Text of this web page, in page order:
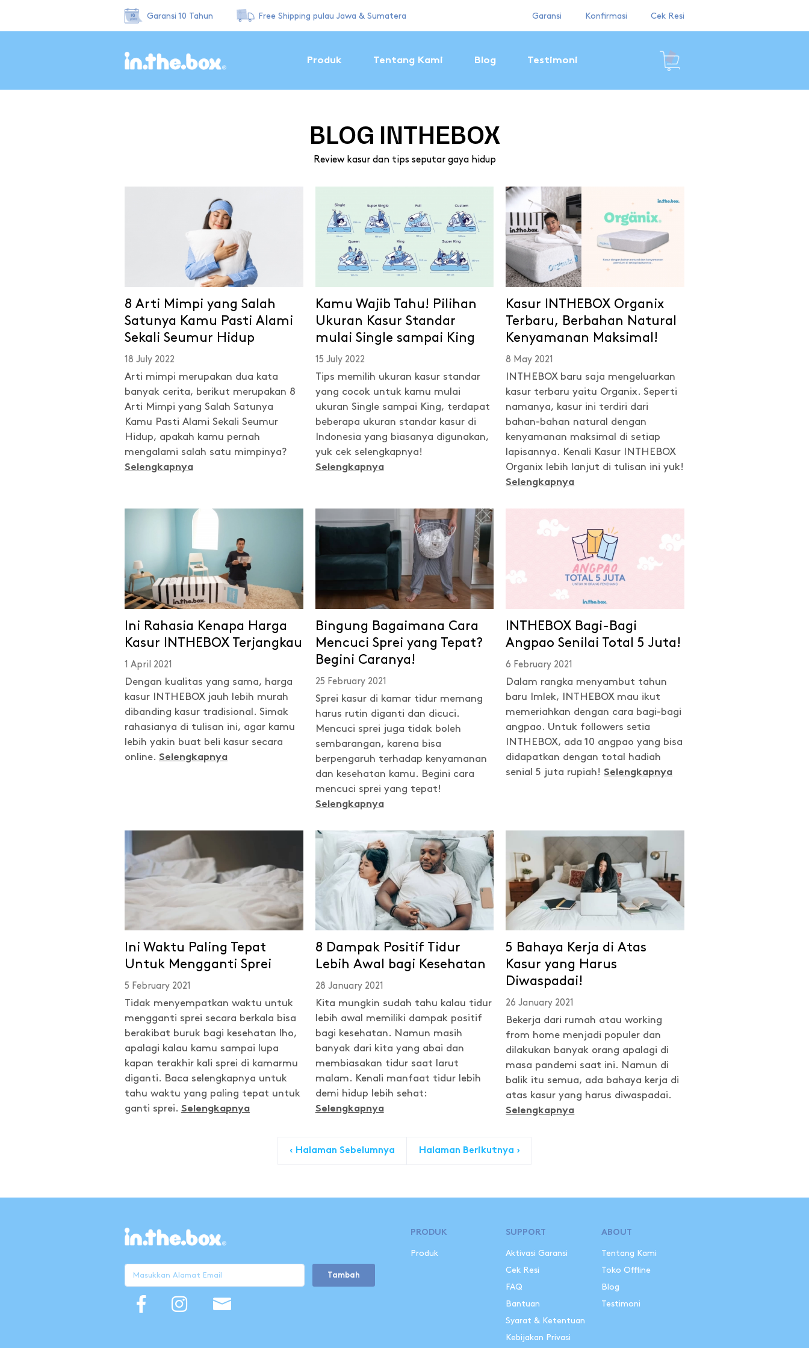
Garansi 10 Tahun Free Shipping pulau Jawa & Sumatera Garansi Konfirmasi Cek Resi
Produk Tentang Kami Blog Testimoni
BLOG INTHEBOX
Review kasur dan tips seputar gaya hidup
8 Arti Mimpi yang Salah
Satunya Kamu Pasti Alami
Sekali Seumur Hidup
18 July 2022
Arti mimpi merupakan dua kata
banyak cerita, berikut merupakan 8
Arti Mimpi yang Salah Satunya
Kamu Pasti Alami Sekali Seumur
Hidup, apakah kamu pernah
mengalami salah satu mimpinya?
Selengkapnya
Kamu Wajib Tahu! Pilihan
Ukuran Kasur Standar
mulai Single sampai King
15 July 2022
Tips memilih ukuran kasur standar
yang cocok untuk kamu mulai
ukuran Single sampai King, terdapat
beberapa ukuran standar kasur di
Indonesia yang biasanya digunakan,
yuk cek selengkapnya!
Selengkapnya
Kasur INTHEBOX Organix
Terbaru, Berbahan Natural
Kenyamanan Maksimal!
8 May 2021
INTHEBOX baru saja mengeluarkan
kasur terbaru yaitu Organix. Seperti
namanya, kasur ini terdiri dari
bahan-bahan natural dengan
kenyamanan maksimal di setiap
lapisannya. Kenali Kasur INTHEBOX
Organix lebih lanjut di tulisan ini yuk!
Selengkapnya
Ini Rahasia Kenapa Harga
Kasur INTHEBOX Terjangkau
1 April 2021
Dengan kualitas yang sama, harga
kasur INTHEBOX jauh lebih murah
dibanding kasur tradisional. Simak
rahasianya di tulisan ini, agar kamu
lebih yakin buat beli kasur secara
online. Selengkapnya
Bingung Bagaimana Cara
Mencuci Sprei yang Tepat?
Begini Caranya!
25 February 2021
Sprei kasur di kamar tidur memang
harus rutin diganti dan dicuci.
Mencuci sprei juga tidak boleh
sembarangan, karena bisa
berpengaruh terhadap kenyamanan
dan kesehatan kamu. Begini cara
mencuci sprei yang tepat!
Selengkapnya
INTHEBOX Bagi-Bagi
Angpao Senilai Total 5 Juta!
6 February 2021
Dalam rangka menyambut tahun
baru Imlek, INTHEBOX mau ikut
memeriahkan dengan cara bagi-bagi
angpao. Untuk followers setia
INTHEBOX, ada 10 angpao yang bisa
didapatkan dengan total hadiah
senial 5 juta rupiah!Selengkapnya
Ini Waktu Paling Tepat
Untuk Mengganti Sprei
5 February 2021
Tidak menyempatkan waktu untuk
mengganti sprei secara berkala bisa
berakibat buruk bagi kesehatan lho,
apalagi kalau kamu sampai lupa
kapan terakhir kali sprei di kamarmu
diganti. Baca selengkapnya untuk
tahu waktu yang paling tepat untuk
ganti sprei. Selengkapnya
8 Dampak Positif Tidur
Lebih Awal bagi Kesehatan
28 January 2021
Kita mungkin sudah tahu kalau tidur
lebih awal memiliki dampak positif
bagi kesehatan. Namun masih
banyak dari kita yang abai dan
membiasakan tidur saat larut
malam. Kenali manfaat tidur lebih
demi hidup lebih sehat:
Selengkapnya
5 Bahaya Kerja di Atas
Kasur yang Harus
Diwaspadai!
26 January 2021
Bekerja dari rumah atau working
from home menjadi populer dan
dilakukan banyak orang apalagi di
masa pandemi saat ini. Namun di
balik itu semua, ada bahaya kerja di
atas kasur yang harus diwaspadai.
Selengkapnya
‹ Halaman Sebelumnya Halaman Berikutnya ›
Tambah
PRODUK
Produk
SUPPORT
Aktivasi Garansi
Cek Resi
FAQ
Bantuan
Syarat & Ketentuan
Kebijakan Privasi
ABOUT
Tentang Kami
Toko Offline
Blog
Testimoni